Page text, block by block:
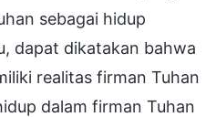
sebagai hidup
dapat dikatakan bahwa
realitas firman Tuhan
dalam firman Tuhan